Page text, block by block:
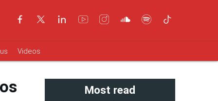
Videos
Most read